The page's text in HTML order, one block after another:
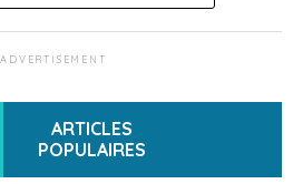
ADVERTISEMENT
ARTICLES
POPULAIRES